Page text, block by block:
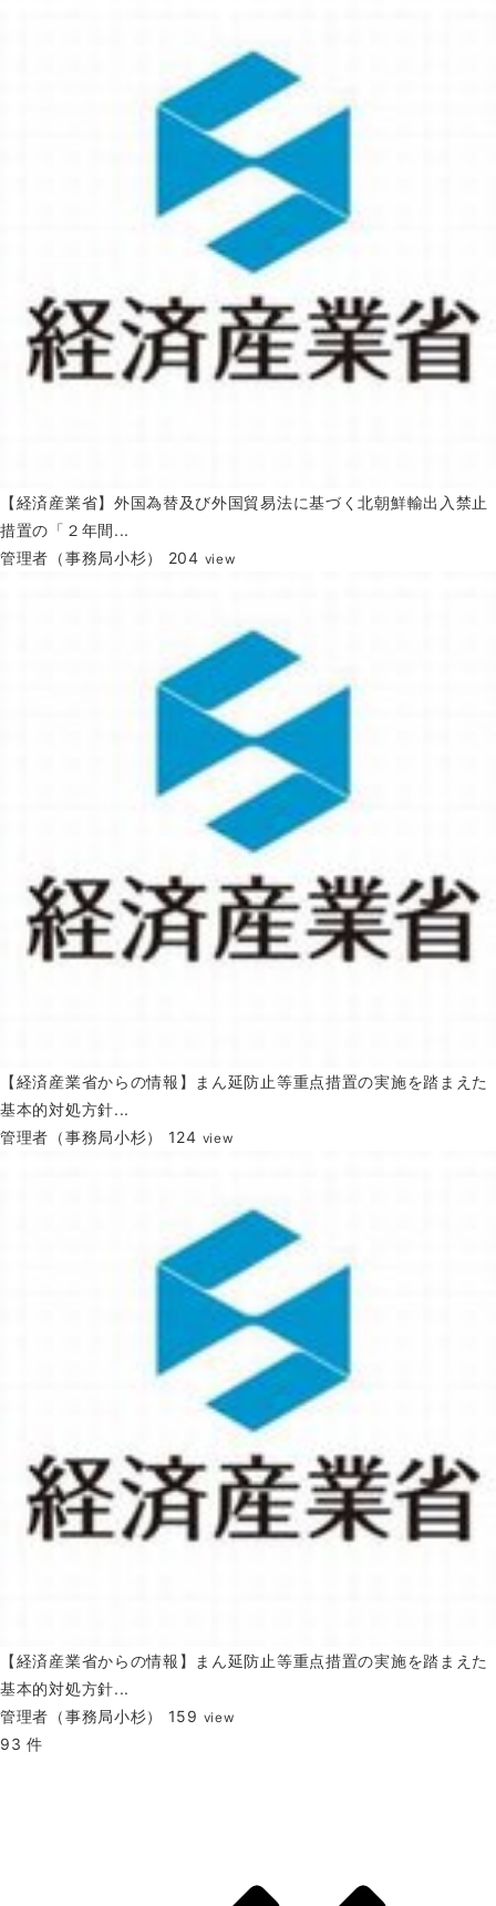
【経済産業省】外国為替及び外国貿易法に基づく北朝鮮輸出入禁止
措置の「２年間...
管理者（事務局小杉）
204 view
【経済産業省からの情報】まん延防止等重点措置の実施を踏まえた
基本的対処方針...
管理者（事務局小杉）
124 view
【経済産業省からの情報】まん延防止等重点措置の実施を踏まえた
基本的対処方針...
管理者（事務局小杉）
159 view
93 件